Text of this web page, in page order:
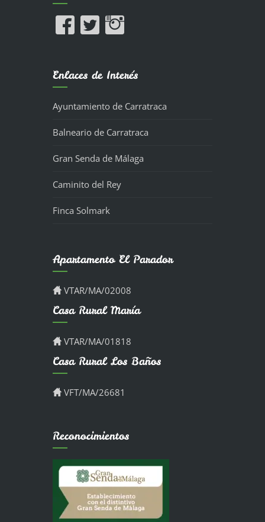
Enlaces de Interés
Ayuntamiento de Carratraca
Balneario de Carratraca
Gran Senda de Málaga
Caminito del Rey
Finca Solmark
Apartamento El Parador
VTAR/MA/02008
Casa Rural María
VTAR/MA/01818
Casa Rural Los Baños
VFT/MA/26681
Reconocimientos